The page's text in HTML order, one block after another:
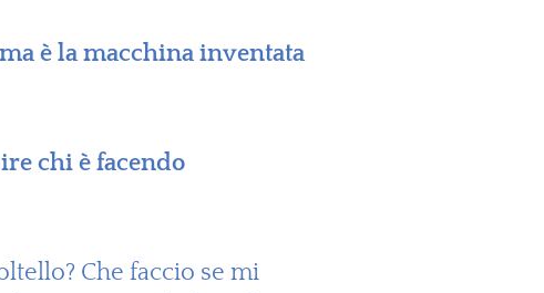
è la macchina inventata
chi è facendo
Che faccio se mi